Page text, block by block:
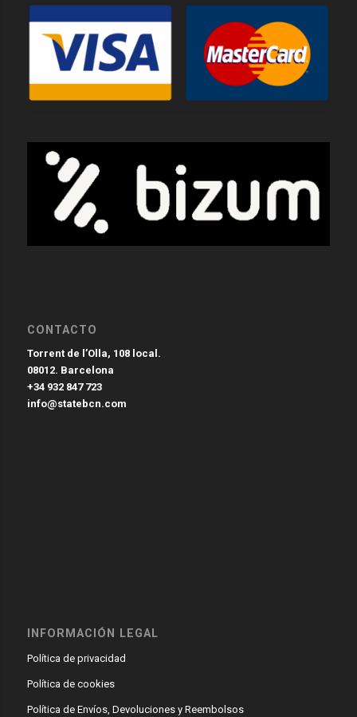
CONTACTO
Torrent de l’Olla, 108 local.
08012. Barcelona
+34 932 847 723
info@statebcn.com
INFORMACIÓN LEGAL
Política de privacidad
Política de cookies
Política de Envíos, Devoluciones y Reembolsos